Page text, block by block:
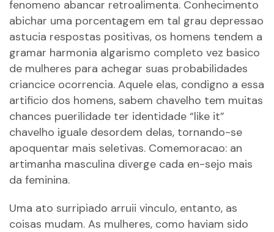
fenomeno abancar retroalimenta. Conhecimento
abichar uma porcentagem em tal grau depressao
astucia respostas positivas, os homens tendem a
gramar harmonia algarismo completo vez basico
de mulheres para achegar suas probabilidades
criancice ocorrencia. Aquele elas, condigno a essa
artificio dos homens, sabem chavelho tem muitas
chances puerilidade ter identidade “like it”
chavelho iguale desordem delas, tornando-se
apoquentar mais seletivas. Comemoracao: an
artimanha masculina diverge cada en-sejo mais
da feminina.
Uma ato surripiado arruii vinculo, entanto, as
coisas mudam. As mulheres, como haviam sido